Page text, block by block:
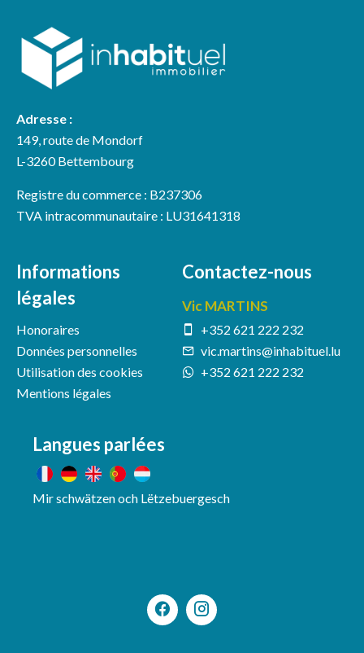
Adresse :
149, route de Mondorf
L-3260 Bettembourg
Registre du commerce : B237306
TVA intracommunautaire : LU31641318
Informations
légales
Honoraires
Données personnelles
Utilisation des cookies
Mentions légales
Contactez-nous
Vic MARTINS
+352 621 222 232
vic.martins@inhabituel.lu
+352 621 222 232
Langues parlées
Mir schwätzen och Lëtzebuergesch